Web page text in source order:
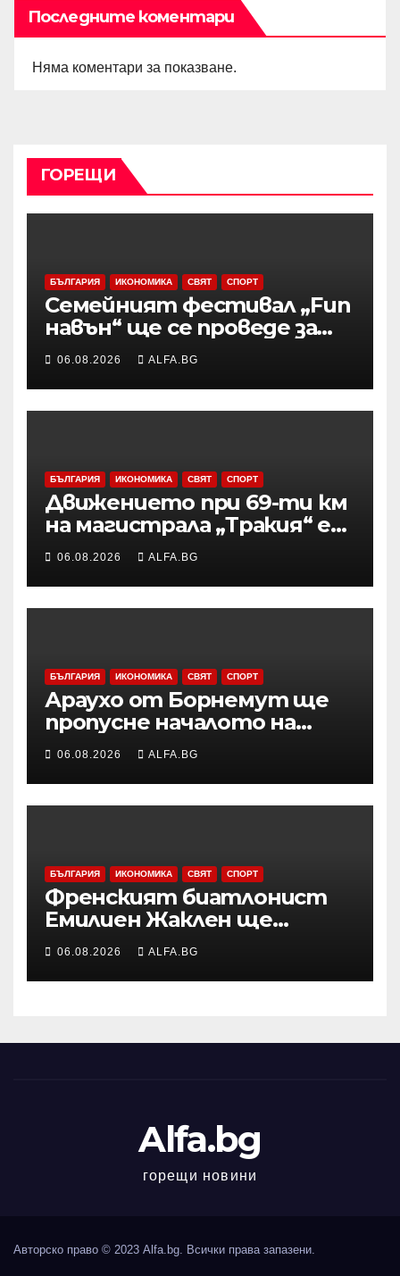
Последните коментари
Няма коментари за показване.
ГОРЕЩИ
БЪЛГАРИЯ ИКОНОМИКА СВЯТ СПОРТ
Семейният фестивал „Fun
навън“ ще се проведе за
осми път в Трявна
06.08.2026 ALFA.BG
БЪЛГАРИЯ ИКОНОМИКА СВЯТ СПОРТ
Движението при 69-ти км
на магистрала „Тракия“ е
затворено заради
възникналия пожар в
района
06.08.2026 ALFA.BG
БЪЛГАРИЯ ИКОНОМИКА СВЯТ СПОРТ
Араухо от Борнемут ще
пропусне началото на
сезона във Висшата лига
заради операция на лявото
бедро
06.08.2026 ALFA.BG
БЪЛГАРИЯ ИКОНОМИКА СВЯТ СПОРТ
Френският биатлонист
Емилиен Жаклен ще
дебютира в
професионалното
колоездене
06.08.2026 ALFA.BG
Alfa.bg
горещи новини
Авторско право © 2023 Alfa.bg. Всички права запазени.